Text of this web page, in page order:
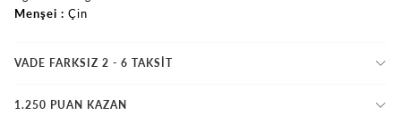
Menşei Çin
VADE FARKSIZ 2 - 6 TAKSIT
1.250 PUAN KAZAN